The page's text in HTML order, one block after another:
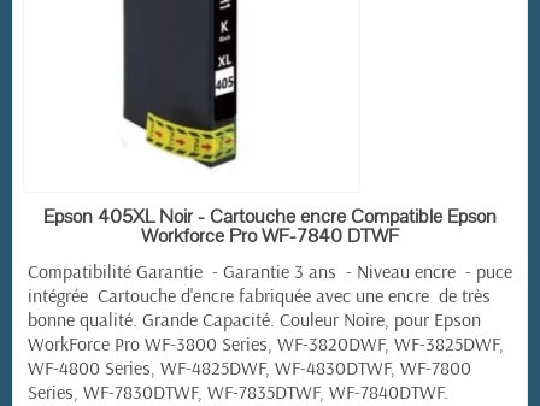
EN STOCK
Epson 405XL Noir - Cartouche encre Compatible Epson
Workforce Pro WF-7840 DTWF
Compatibilité Garantie - Garantie 3 ans - Niveau encre - puce
intégrée Cartouche d'encre fabriquée avec une encre de très
bonne qualité. Grande Capacité. Couleur Noire, pour Epson
WorkForce Pro WF-3800 Series, WF-3820DWF, WF-3825DWF,
WF-4800 Series, WF-4825DWF, WF-4830DTWF, WF-7800
Series, WF-7830DTWF, WF-7835DTWF, WF-7840DTWF.